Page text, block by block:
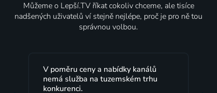
Můžeme o Lepší.TV říkat cokoliv chceme, ale tisíce
nadšených uživatelů ví stejně nejlépe, proč je pro ně tou
správnou volbou.
Lepší.TV sleduji už několik let s
maximální spokojeností. Velký